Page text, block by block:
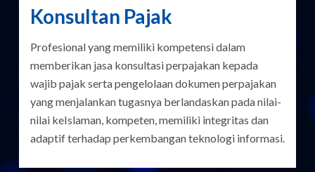
Konsultan Pajak
Profesional yang memiliki kompetensi dalam
memberikan jasa konsultasi perpajakan kepada
wajib pajak serta pengelolaan dokumen perpajakan
yang menjalankan tugasnya berlandaskan pada nilai-
nilai keIslaman, kompeten, memiliki integritas dan
adaptif terhadap perkembangan teknologi informasi.